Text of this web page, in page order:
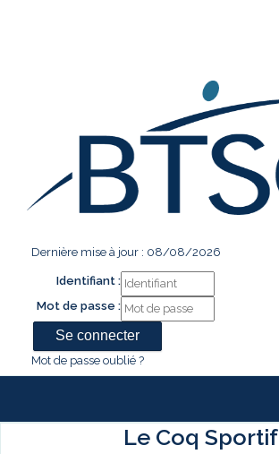
Dernière mise à jour : 08/08/2026
Identifiant :
Mot de passe :
Mot de passe oublié ?
Le Coq Sportif